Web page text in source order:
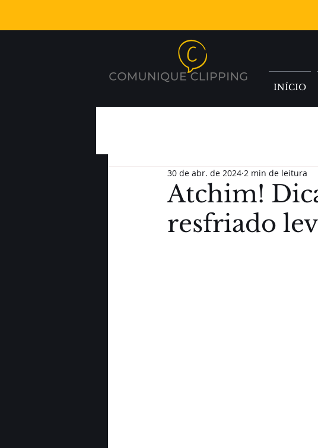
INÍCIO
Atchim!
resfriado
30 de abr. de 2024 2 min de leitura